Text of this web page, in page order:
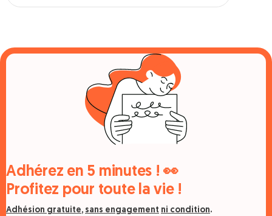
Adhérez en 5 minutes ! 👀
Profitez pour toute la vie !
Adhésion gratuite, sans engagement ni condition.